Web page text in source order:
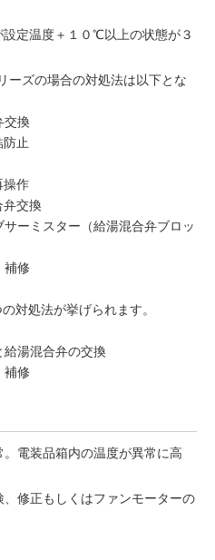
定温度＋１０℃以上の状態が３
ーズの場合の対処法は以下とな
交換
止
操作
交換
ーミスター（給湯混合弁ブロッ
補修
対処法が挙げられます。
湯混合弁の交換
補修
。電装品箱内の温度が異常に高
、修正もしくはファンモーターの